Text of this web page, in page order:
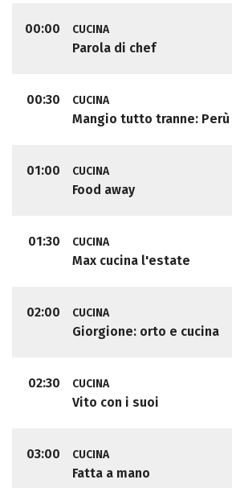
00:00 CUCINA
Parola di chef
00:30 CUCINA
Mangio tutto tranne: Perù
01:00 CUCINA
Food away
01:30 CUCINA
Max cucina l'estate
02:00 CUCINA
Giorgione: orto e cucina
02:30 CUCINA
Vito con i suoi
03:00 CUCINA
Fatta a mano